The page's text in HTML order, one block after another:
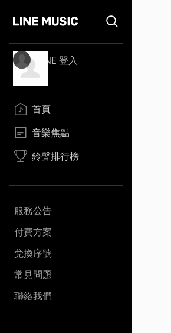
LINE 登入
首頁
音樂焦點
鈴聲排行榜
服務公告
付費方案
兌換序號
常見問題
聯絡我們